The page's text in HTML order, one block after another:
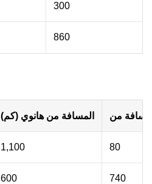
300
860
المسافة من هانوي (كم)
1,100 80
600 740